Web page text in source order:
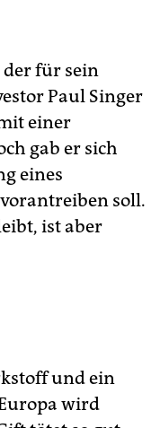
der für sein
Paul Singer
einer
gab er sich
eines
soll.
ist aber
und ein
wird